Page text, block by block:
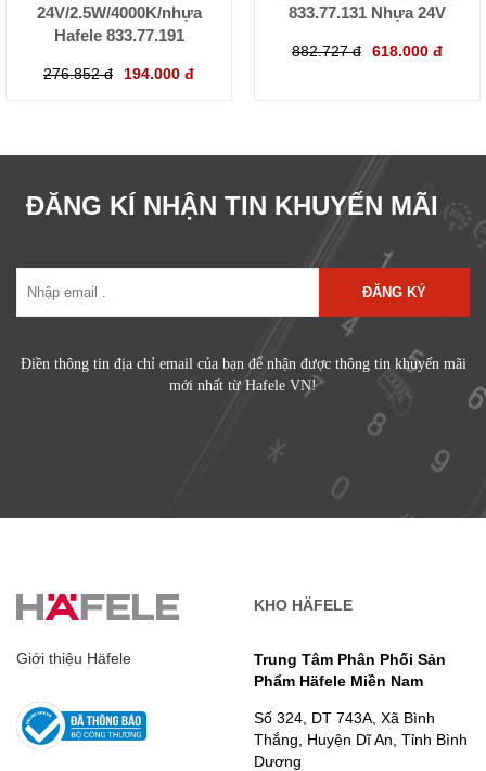
24V/2.5W/4000K/nhựa
Hafele 833.77.191
276.852 đ 194.000 đ
833.77.131 Nhựa 24V
882.727 đ 618.000 đ
ĐĂNG KÍ NHẬN TIN KHUYẾN MÃI
ĐĂNG KÝ
Điền thông tin địa chỉ email của bạn để nhận được thông tin khuyến mãi
mới nhất từ Hafele VN!
Giới thiệu Häfele
KHO HÄFELE
Trung Tâm Phân Phối Sản
Phẩm Häfele Miền Nam
Số 324, DT 743A, Xã Bình
Thắng, Huyện Dĩ An, Tỉnh Bình
Dương